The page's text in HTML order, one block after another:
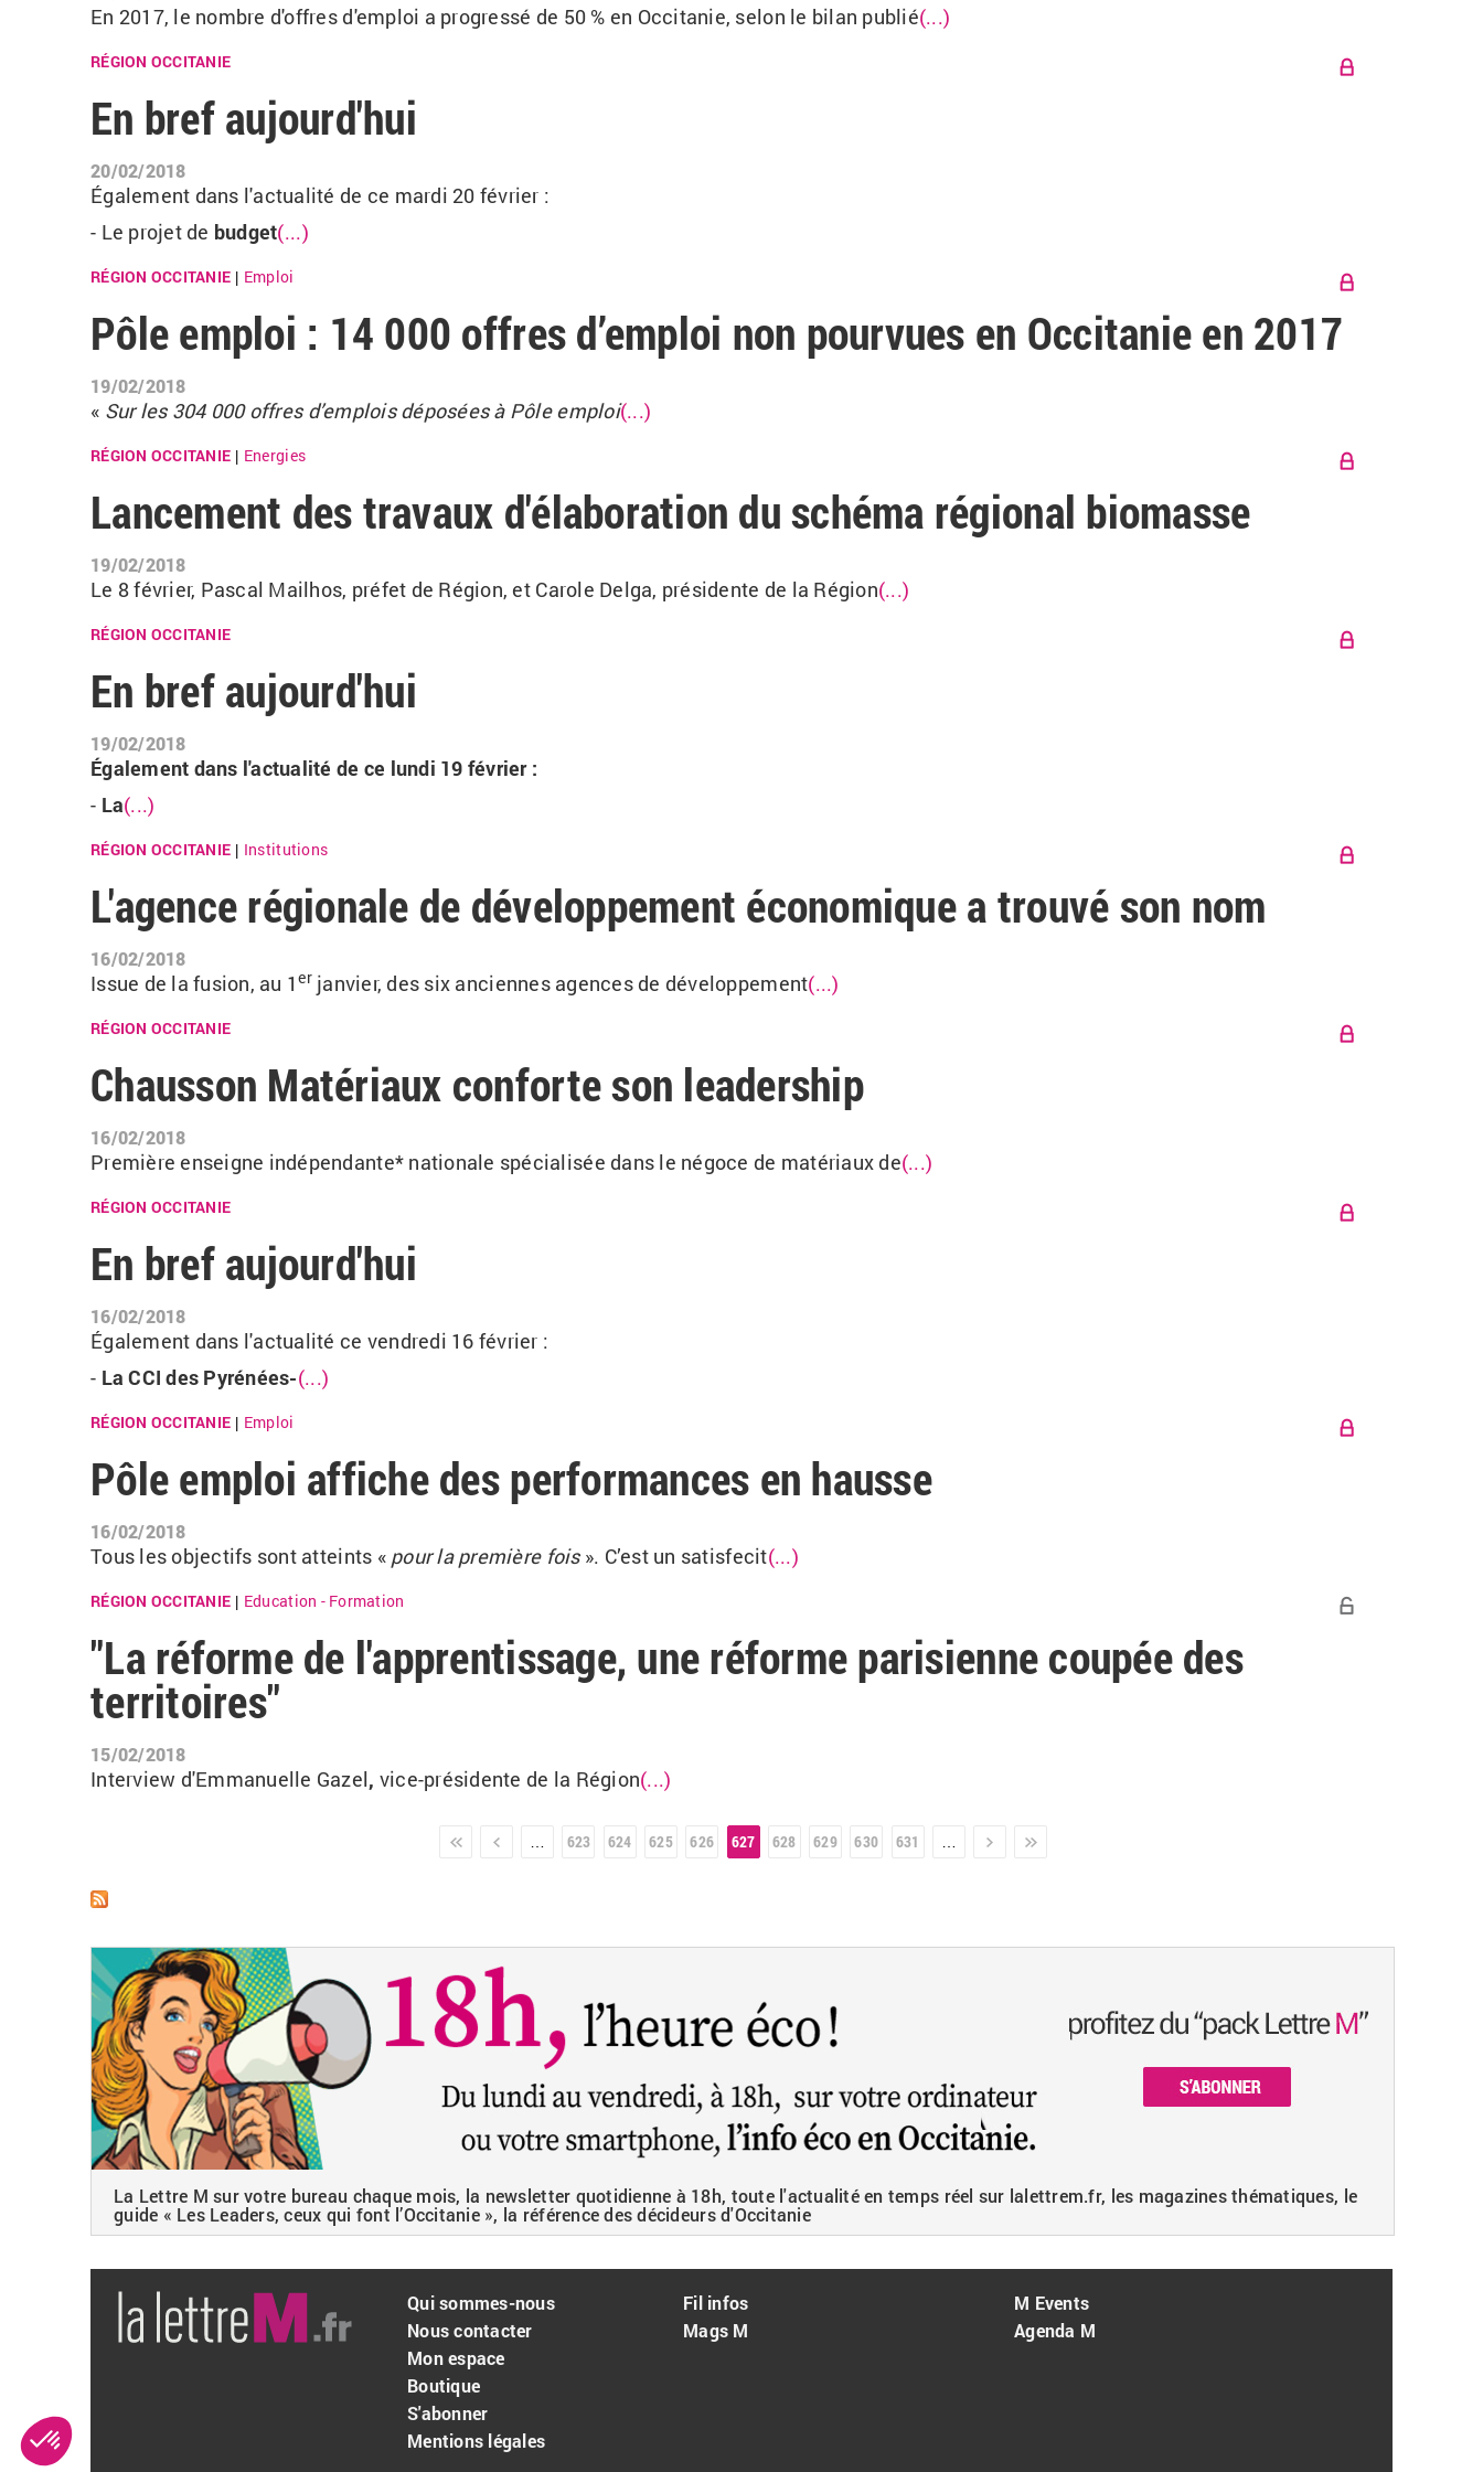
En 2017, le nombre d'offres d'emploi a progressé de 50 % en Occitanie, selon le bilan publié(...)
RÉGION OCCITANIE
En bref aujourd'hui
20/02/2018
Également dans l'actualité de ce mardi 20 février :
- Le projet de budget(...)
RÉGION OCCITANIE Emploi
Pôle emploi : 14 000 offres d’emploi non pourvues en Occitanie en 2017
19/02/2018
« Sur les 304 000 offres d’emplois déposées à Pôle emploi(...)
RÉGION OCCITANIE Energies
Lancement des travaux d'élaboration du schéma régional biomasse
19/02/2018
Le 8 février, Pascal Mailhos, préfet de Région, et Carole Delga, présidente de la Région(...)
RÉGION OCCITANIE
En bref aujourd'hui
19/02/2018
Également dans l'actualité de ce lundi 19 février :
- La(...)
RÉGION OCCITANIE Institutions
L'agence régionale de développement économique a trouvé son nom
16/02/2018
Issue de la fusion, au 1erjanvier, des six anciennes agences de développement(...)
RÉGION OCCITANIE
Chausson Matériaux conforte son leadership
16/02/2018
Première enseigne indépendante* nationale spécialisée dans le négoce de matériaux de(...)
RÉGION OCCITANIE
En bref aujourd'hui
16/02/2018
Également dans l'actualité ce vendredi 16 février :
- La CCI des Pyrénées-(...)
RÉGION OCCITANIE Emploi
Pôle emploi affiche des performances en hausse
16/02/2018
Tous les objectifs sont atteints « pour la première fois». C’est un satisfecit(...)
RÉGION OCCITANIE Education - Formation
"La réforme de l'apprentissage, une réforme parisienne coupée des
territoires"
15/02/2018
Interview d'Emmanuelle Gazel, vice-présidente de la Région(...)
623 624 625 626 627 628 629 630 631
suivant ›dernier »
La Lettre M sur votre bureau chaque mois, la newsletter quotidienne à 18h, toute l'actualité en temps réel sur lalettrem.fr, les magazines thématiques, le
guide « Les Leaders, ceux qui font l’Occitanie », la référence des décideurs d'Occitanie
Qui sommes-nous
Nous contacter
Mon espace
Boutique
S'abonner
Mentions légales
Fil infos
Mags M
M Events
Agenda M